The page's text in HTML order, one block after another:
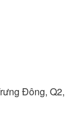
Đông, Q2,